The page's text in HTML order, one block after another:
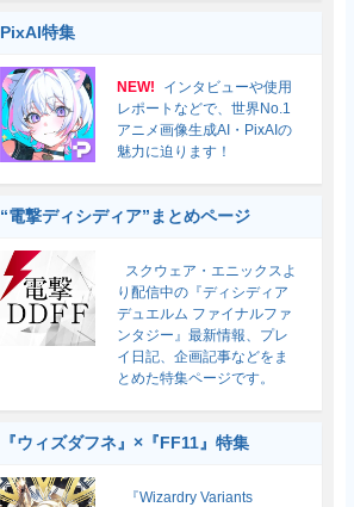
PixAI特集
NEW!
インタビューや使用
レポートなどで、世界No.1
アニメ画像生成AI・PixAIの
魅力に迫ります！
“電撃ディシディア”まとめページ
スクウェア・エニックスよ
り配信中の『ディシディア
デュエルム ファイナルファ
ンタジー』最新情報、プレ
イ日記、企画記事などをま
とめた特集ページです。
『ウィズダフネ』×『FF11』特集
『Wizardry Variants